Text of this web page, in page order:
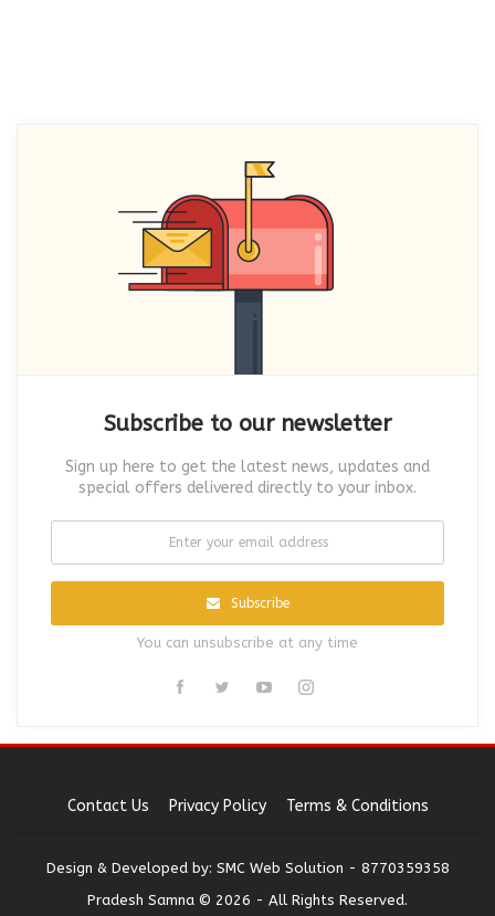
Subscribe to our newsletter
Sign up here to get the latest news, updates and
special offers delivered directly to your inbox.
Subscribe
You can unsubscribe at any time
Contact Us Privacy Policy Terms & Conditions
Design & Developed by: SMC Web Solution - 8770359358
Pradesh Samna © 2026 - All Rights Reserved.